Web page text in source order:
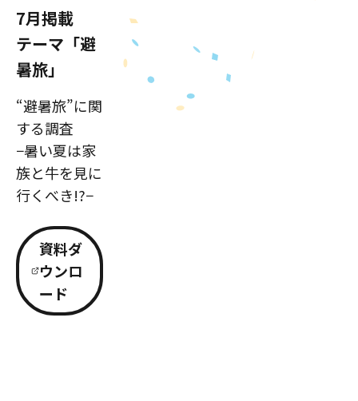
7月掲載
テーマ「避
暑旅」
“避暑旅”に関
する調査
−暑い夏は家
族と牛を見に
行くべき!?−
資料ダ
ウンロ
ード